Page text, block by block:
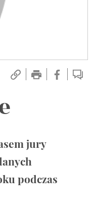
jury
podczas